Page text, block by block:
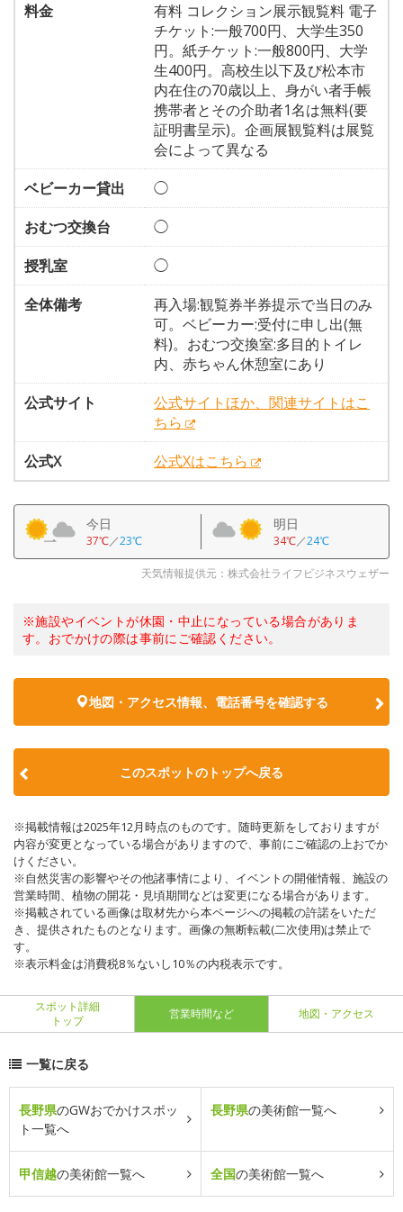
料金
有料 コレクション展示観覧料 電子
チケット:一般700円、大学生350
円。紙チケット:一般800円、大学
生400円。高校生以下及び松本市
内在住の70歳以上、身がい者手帳
携帯者とその介助者1名は無料(要
証明書呈示)。企画展観覧料は展覧
会によって異なる
ベビーカー貸出
◯
おむつ交換台
◯
授乳室
◯
全体備考
再入場:観覧券半券提示で当日のみ
可。ベビーカー:受付に申し出(無
料)。おむつ交換室:多目的トイレ
内、赤ちゃん休憩室にあり
公式サイト
公式サイトほか、関連サイトはこ
ちら
公式X
公式Xはこちら
今日
37℃／23℃
明日
34℃／24℃
天気情報提供元：株式会社ライフビジネスウェザー
※施設やイベントが休園・中止になっている場合がありま
す。おでかけの際は事前にご確認ください。
地図・アクセス情報、電話番号を確認する
このスポットのトップへ戻る
※掲載情報は2025年12月時点のものです。随時更新をしておりますが
内容が変更となっている場合がありますので、事前にご確認の上おでか
けください。
※自然災害の影響やその他諸事情により、イベントの開催情報、施設の
営業時間、植物の開花・見頃期間などは変更になる場合があります。
※掲載されている画像は取材先から本ページへの掲載の許諾をいただ
き、提供されたものとなります。画像の無断転載(二次使用)は禁止で
す。
※表示料金は消費税8％ないし10％の内税表示です。
スポット詳細
トップ
営業時間など 地図・アクセス
一覧に戻る
長野県のGWおでかけスポッ
ト一覧へ
長野県の美術館一覧へ
甲信越の美術館一覧へ 全国の美術館一覧へ